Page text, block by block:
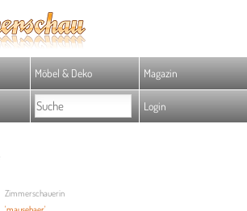
Möbel & Deko Magazin
Login
Zimmerschauerin